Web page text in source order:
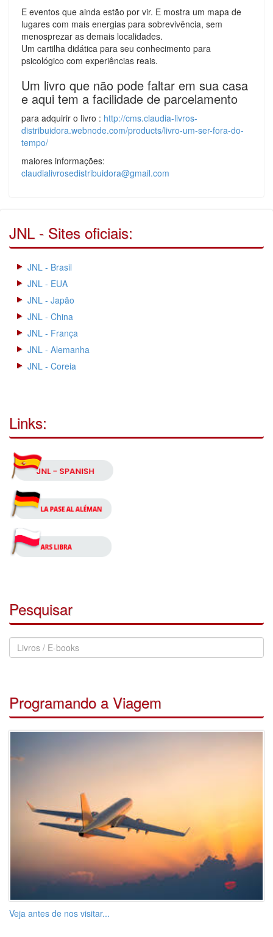
E eventos que ainda estão por vir. E mostra um mapa de
lugares com mais energias para sobrevivência, sem
menosprezar as demais localidades.
Um cartilha didática para seu conhecimento para
psicológico com experiências reais.
Um livro que não pode faltar em sua casa
e aqui tem a facilidade de parcelamento
para adquirir o livro : http://cms.claudia-livros-
distribuidora.webnode.com/products/livro-um-ser-fora-do-
tempo/
maiores informações:
claudialivrosedistribuidora@gmail.com
JNL - Sites oficiais:
JNL - Brasil
JNL - EUA
JNL - Japão
JNL - China
JNL - França
JNL - Alemanha
JNL - Coreia
Links:
Pesquisar
Pesquisar
Notícias
Programando a Viagem
Veja antes de nos visitar...